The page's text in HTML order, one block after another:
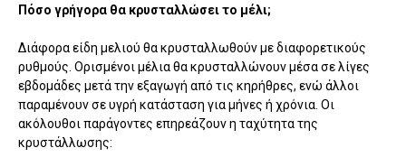
Πόσο γρήγορα θα κρυσταλλώσει το μέλι;
Διάφορα είδη μελιού θα κρυσταλλωθούν με διαφορετικούς
ρυθμούς. Ορισμένοι μέλια θα κρυσταλλώνουν μέσα σε λίγες
εβδομάδες μετά την εξαγωγή από τις κηρήθρες, ενώ άλλοι
παραμένουν σε υγρή κατάσταση για μήνες ή χρόνια. Οι
ακόλουθοι παράγοντες επηρεάζουν η ταχύτητα της
κρυστάλλωσης: